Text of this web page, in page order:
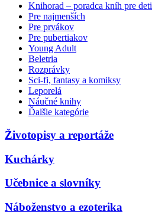
Knihorad – poradca kníh pre deti
Pre najmenších
Pre prvákov
Pre pubertiakov
Young Adult
Beletria
Rozprávky
Sci-fi, fantasy a komiksy
Leporelá
Náučné knihy
Ďalšie kategórie
Životopisy a reportáže
Kuchárky
Učebnice a slovníky
Náboženstvo a ezoterika